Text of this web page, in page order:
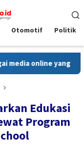
Otomotif Politik
menyajikan
Edukasi
Program